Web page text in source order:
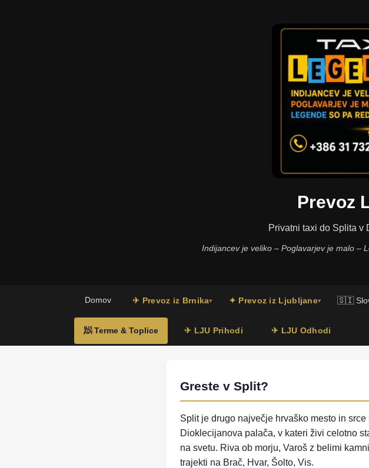
Prevoz
Privatni taxi do Splita
Indijancev je veliko – Poglavarjev je malo –
Domov ✈ Prevoz iz Brnika▾ ✦ Prevoz iz Ljubljane▾ 🇸🇮
🧖 Terme & Toplice ✈ LJU Prihodi ✈ LJU Odhodi
Greste v Split?
Split je drugo največje hrvaško mesto in
Dioklecijanova palača, v kateri živi celotno
na svetu. Riva ob morju, Varoš z belimi
trajekti na Brač, Hvar, Šolto, Vis.